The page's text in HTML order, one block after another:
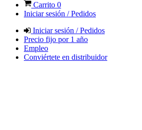
Carrito 0
Iniciar sesión / Pedidos
Iniciar sesión / Pedidos
Precio fijo por 1 año
Empleo
Conviértete en distribuidor